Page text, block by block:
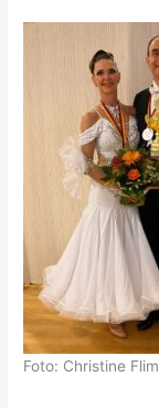
Foto: Christine